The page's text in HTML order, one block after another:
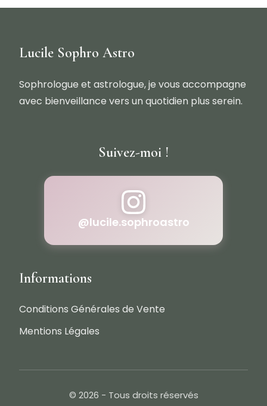
Lucile Sophro Astro
Sophrologue et astrologue, je vous accompagne
avec bienveillance vers un quotidien plus serein.
Suivez-moi !
@lucile.sophroastro
Informations
Conditions Générales de Vente
Mentions Légales
© 2026 - Tous droits réservés